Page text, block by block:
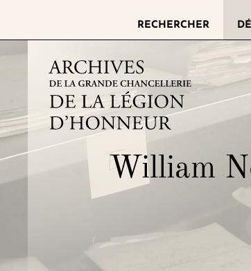
Archives de la
RECHERCHER
William